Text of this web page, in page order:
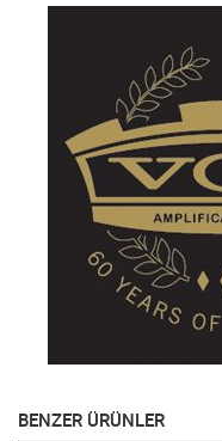
BENZER ÜRÜNLER